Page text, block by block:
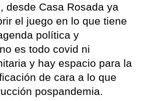
desde Casa Rosada ya
el juego en lo que tiene
política y
es todo covid ni
y hay espacio para la
de cara a lo que
pospandemia.